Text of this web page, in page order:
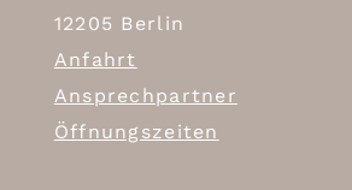
12205 Berlin
Anfahrt
Ansprechpartner
Öffnungszeiten